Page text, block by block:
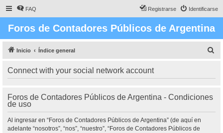
FAQ Identificarse
Registrarse
Foros de Contadores Públicos de Argentina
Inicio Índice general
Connect with your social network account
Foros de Contadores Públicos de Argentina - Condiciones
de uso
Al ingresar en “Foros de Contadores Públicos de Argentina” (de aquí en
adelante “nosotros”, “nos”, “nuestro”, “Foros de Contadores Públicos de